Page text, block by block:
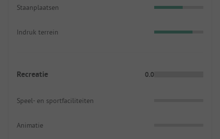
Staanplaatsen
Indruk terrein
Recreatie 0.0
Speel- en sportfaciliteiten
Animatie